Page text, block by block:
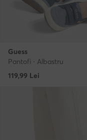
Guess
Pantofi · Albastru
119,99 Lei